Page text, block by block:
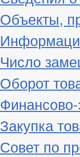
Объекты,
Число
Оборот
Закупка
Совет по